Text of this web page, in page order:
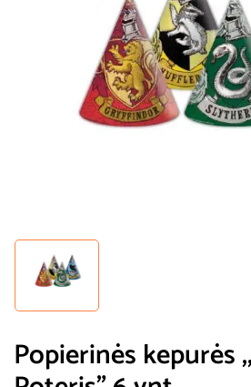
Popierinės kepurės